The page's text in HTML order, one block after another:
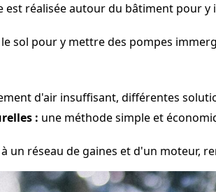
est réalisée autour du bâtiment pour
sol pour y mettre des pompes
d'air insuffisant, différentes
: une méthode simple et
un réseau de gaines et d'un moteur,